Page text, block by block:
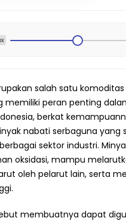
salah satu komoditas
memiliki peran penting
berkat
nabati serbaguna yang
sektor industri.
oksidasi, mampu
oleh pelarut lain, serta
membuatnya dapat